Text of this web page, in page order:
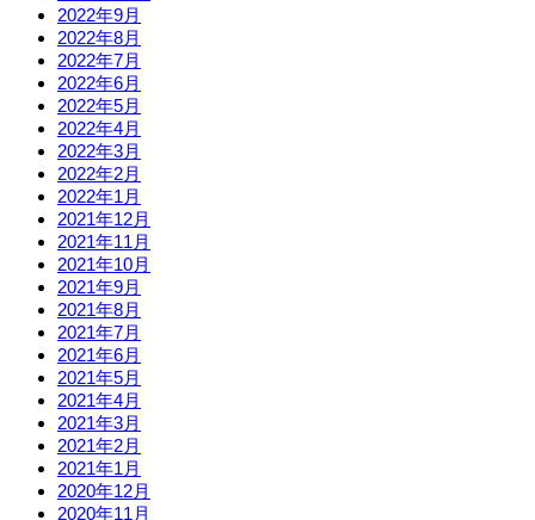
2022年9月
2022年8月
2022年7月
2022年6月
2022年5月
2022年4月
2022年3月
2022年2月
2022年1月
2021年12月
2021年11月
2021年10月
2021年9月
2021年8月
2021年7月
2021年6月
2021年5月
2021年4月
2021年3月
2021年2月
2021年1月
2020年12月
2020年11月